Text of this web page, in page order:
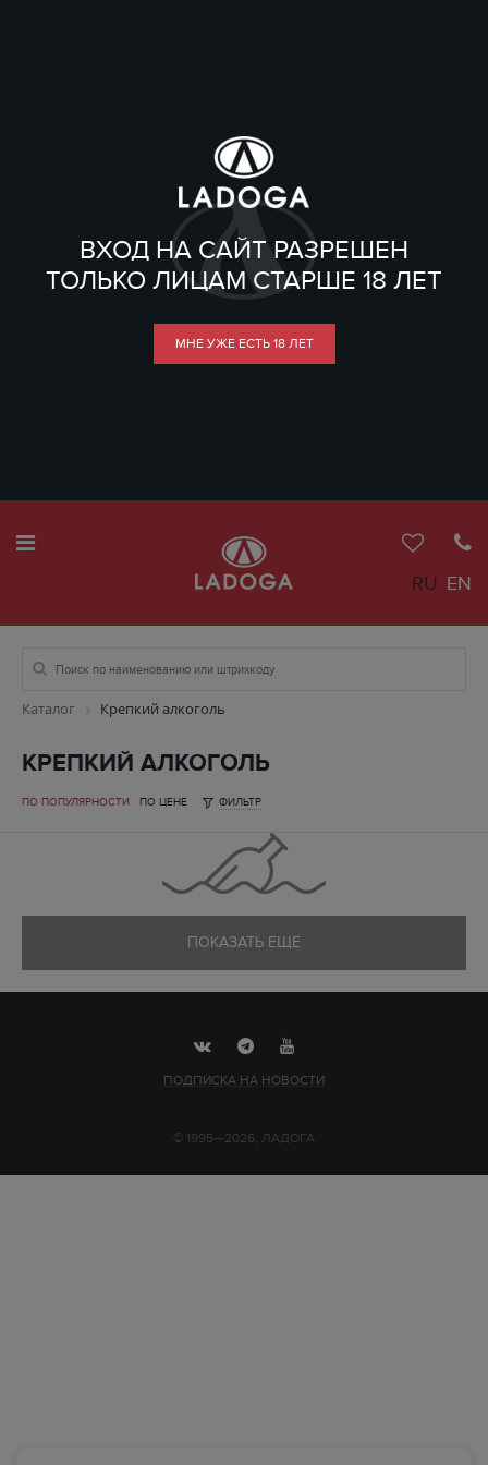
ВХОД НА САЙТ РАЗРЕШЕН
ТОЛЬКО ЛИЦАМ СТАРШЕ 18 ЛЕТ
МНЕ УЖЕ ЕСТЬ 18 ЛЕТ
RU EN
Каталог Крепкий алкоголь
КРЕПКИЙ АЛКОГОЛЬ
ПО ПОПУЛЯРНОСТИ ПО ЦЕНЕ ФИЛЬТР
ПОКАЗАТЬ ЕЩЕ
ПОДПИСКА НА НОВОСТИ
© 1995—2026, ЛАДОГА